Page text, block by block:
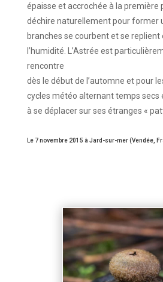
épaisse et accrochée à la première
déchire naturellement pour former
branches se courbent et se replient
l’humidité. L’Astrée est
rencontre
dès le début de l’automne et pour
cycles météo alternant temps secs
à se déplacer sur ses étranges «
Le 7 novembre 2015 à Jard-sur-mer (Vendée,